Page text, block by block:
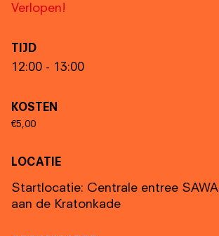
Verlopen!
TIJD
12:00 - 13:00
KOSTEN
€5,00
LOCATIE
Startlocatie: Centrale entree SAWA
aan de Kratonkade